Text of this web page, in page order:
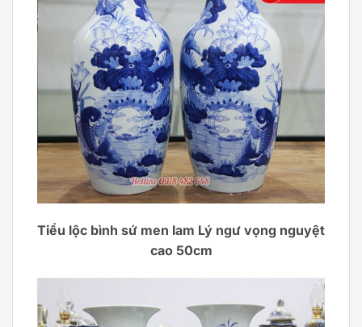
Tiểu lộc bình sứ men lam Lý ngư vọng nguyệt
cao 50cm